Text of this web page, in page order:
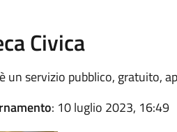
Civica
un servizio pubblico, gratuito,
: 10 luglio 2023, 16:49